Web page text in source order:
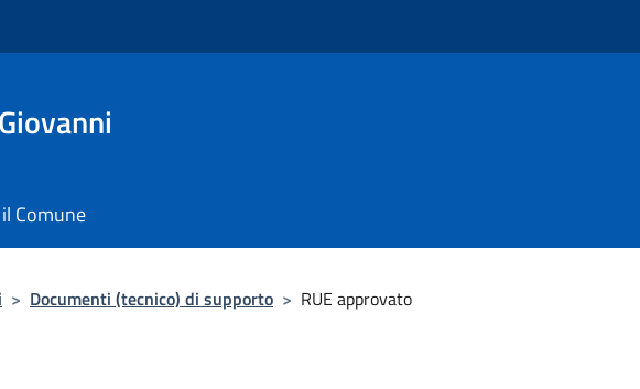
Comune
> Documenti (tecnico) di supporto > RUE approvato